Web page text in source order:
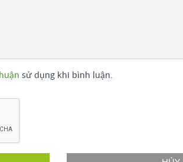
sử dụng khi bình luận.